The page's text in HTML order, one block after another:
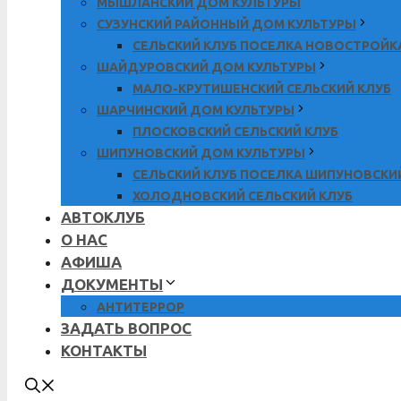
СУЗУНСКИЙ РАЙОННЫЙ ДОМ КУЛЬТУРЫ
СЕЛЬСКИЙ КЛУБ ПОСЕЛКА
ШАЙДУРОВСКИЙ ДОМ КУЛЬТУРЫ
МАЛО-КРУТИШЕНСКИЙ СЕЛЬСКИЙ КЛУБ
ШАРЧИНСКИЙ ДОМ КУЛЬТУРЫ
ПЛОСКОВСКИЙ СЕЛЬСКИЙ КЛУБ
ШИПУНОВСКИЙ ДОМ КУЛЬТУРЫ
СЕЛЬСКИЙ КЛУБ ПОСЕЛКА
ХОЛОДНОВСКИЙ СЕЛЬСКИЙ КЛУБ
АВТОКЛУБ
О НАС
АФИША
ДОКУМЕНТЫ
АНТИТЕРРОР
ЗАДАТЬ ВОПРОС
КОНТАКТЫ